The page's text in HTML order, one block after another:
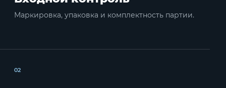
Маркировка, упаковка и комплектность партии.
02